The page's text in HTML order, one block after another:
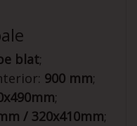
blat;
900 mm;
;
/ 320x410mm;